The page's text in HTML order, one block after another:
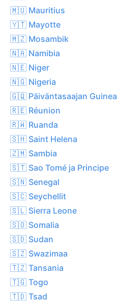
🇲🇺 Mauritius
🇾🇹 Mayotte
🇲🇿 Mosambik
🇳🇦 Namibia
🇳🇪 Niger
🇳🇬 Nigeria
🇬🇶 Päiväntasaajan Guinea
🇷🇪 Réunion
🇷🇼 Ruanda
🇸🇭 Saint Helena
🇿🇲 Sambia
🇸🇹 Sao Tomé ja Principe
🇸🇳 Senegal
🇸🇨 Seychellit
🇸🇱 Sierra Leone
🇸🇴 Somalia
🇸🇩 Sudan
🇸🇿 Swazimaa
🇹🇿 Tansania
🇹🇬 Togo
🇹🇩 Tsad